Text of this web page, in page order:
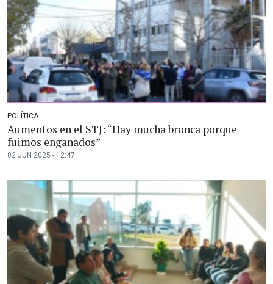
POLÍTICA
Aumentos en el STJ: “Hay mucha bronca porque
fuimos engañados”
02 JUN 2025 - 12:47